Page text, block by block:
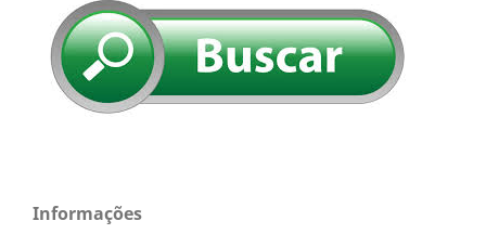
Informações